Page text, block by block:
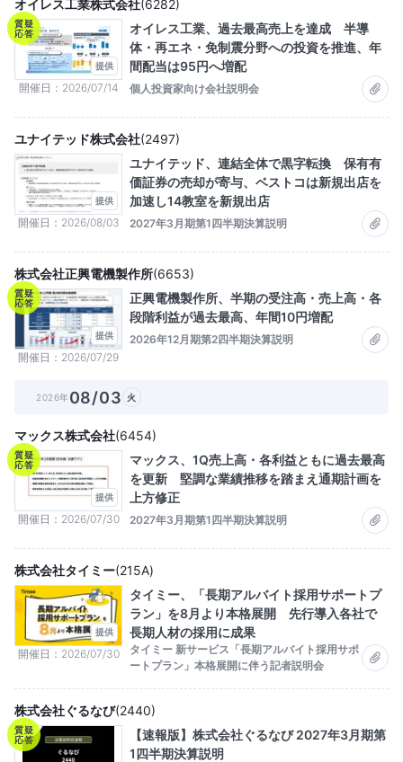
質疑
応答
提供
開催日 2026/07/14
オイレス工業株式会社(6282)
オイレス工業、過去最高売上を達成 半導
体・再エネ・免制震分野への投資を推進、年
間配当は95円へ増配
個人投資家向け会社説明会
提供
開催日 2026/08/03
ユナイテッド株式会社(2497)
ユナイテッド、連結全体で黒字転換 保有有
価証券の売却が寄与、ベストコは新規出店を
加速し14教室を新規出店
2027年3月期第1四半期決算説明
質疑
応答
提供
開催日 2026/07/29
株式会社正興電機製作所(6653)
正興電機製作所、半期の受注高・売上高・各
段階利益が過去最高、年間10円増配
2026年12月期第2四半期決算説明
2026年08/03 火
質疑
応答
提供
開催日 2026/07/30
マックス株式会社(6454)
マックス、1Q売上高・各利益ともに過去最高
を更新 堅調な業績推移を踏まえ通期計画を
上方修正
2027年3月期第1四半期決算説明
提供
開催日 2026/07/30
株式会社タイミー(215A)
タイミー、「長期アルバイト採用サポートプ
ラン」を8月より本格展開 先行導入各社で
長期人材の採用に成果
タイミー 新サービス「長期アルバイト採用サポ
ートプラン」本格展開に伴う記者説明会
質疑
応答
株式会社ぐるなび(2440)
【速報版】株式会社ぐるなび 2027年3月期第
1四半期決算説明